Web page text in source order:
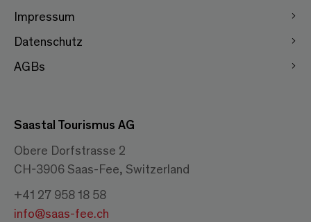
Impressum
Datenschutz
AGBs
Saastal Tourismus AG
Obere Dorfstrasse 2
CH-3906 Saas-Fee, Switzerland
+41 27 958 18 58
info@saas-fee.ch